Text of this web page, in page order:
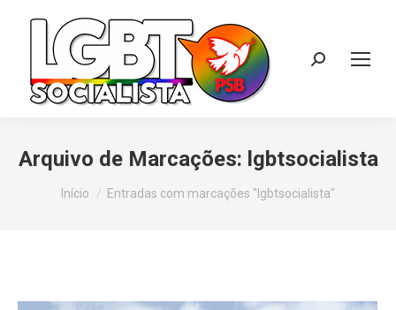
Search:
Arquivo de Marcações: lgbtsocialista
Você está aqui:
Início Entradas com marcações "lgbtsocialista"